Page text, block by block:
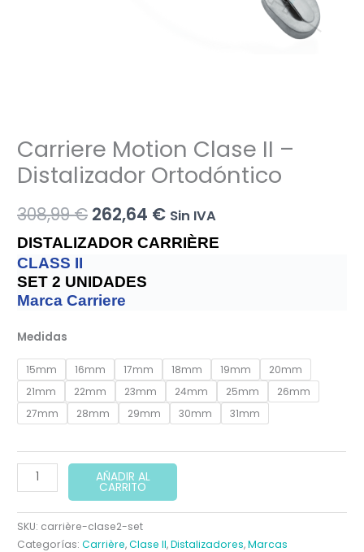
Carriere Motion Clase II –
Distalizador Ortodóntico
308,99€ El
precio
original
era:
262,64 €El
precio
Sin IVA
DISTALIZADOR CARRIÈRE
CLASS II
SET 2 UNIDADES
Marca Carriere
Medidas
15mm 16mm 17mm 18mm 19mm
20mm
21mm
22mm 23mm 24mm 25mm
26mm
27mm
28mm 29mm 30mm 31mm
Carriere
Motion
Clase
II
AÑADIR AL
CARRITO
SKU: carrière-clase2-set
Categorías:Carrière,Clase II,Distalizadores,Marcas